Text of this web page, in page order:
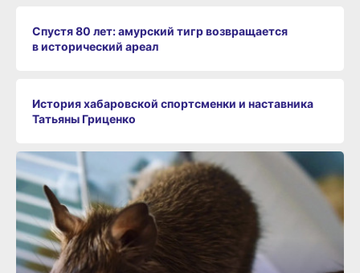
Спустя 80 лет: амурский тигр возвращается
в исторический ареал
История хабаровской спортсменки и наставника
Татьяны Гриценко